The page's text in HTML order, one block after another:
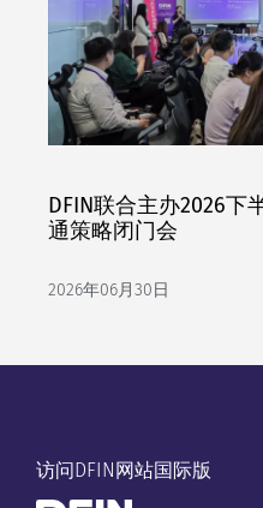
DFIN联合主办2026下
通策略闭门会
2026年06月30日
访问DFIN网站国际版